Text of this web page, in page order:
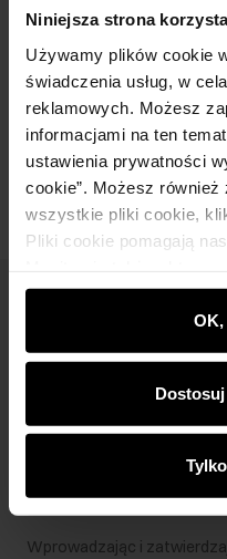
Niniejsza strona
Używamy plików cookie
świadczenia usług, w
reklamowych. Możesz
informacjami na ten
ustawienia prywatności
cookie”. Możesz
wszystkie pliki cookie,
Pliki cookie pomagają
wyświetlać im
rekomendacje oraz
najnowszych promocjach
partnerom
analitycznym. Partnerzy
podczas korzystania z
OK,
Szczegóły
Skład i wymiary
Opinie
Bądź na bieżąco z
Wprowadzając i